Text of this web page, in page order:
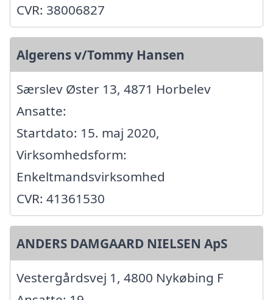
CVR: 38006827
Algerens v/Tommy Hansen
Særslev Øster 13, 4871 Horbelev
Ansatte:
Startdato: 15. maj 2020,
Virksomhedsform:
Enkeltmandsvirksomhed
CVR: 41361530
ANDERS DAMGAARD NIELSEN ApS
Vestergårdsvej 1, 4800 Nykøbing F